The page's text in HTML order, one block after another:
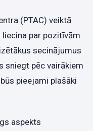
(PTAC) veiktā
par pozitīvām
secinājumus
sniegt pēc vairākiem
pieejami plašāki
aspekts